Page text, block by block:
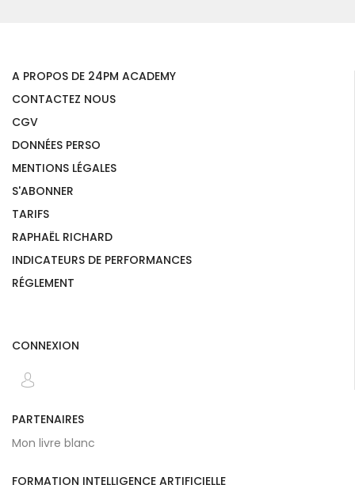
A PROPOS DE 24PM ACADEMY
CONTACTEZ NOUS
CGV
DONNÉES PERSO
MENTIONS LÉGALES
S'ABONNER
TARIFS
RAPHAËL RICHARD
INDICATEURS DE PERFORMANCES
RÉGLEMENT
CONNEXION
PARTENAIRES
Mon livre blanc
FORMATION INTELLIGENCE ARTIFICIELLE